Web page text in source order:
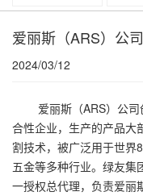
爱丽斯（ARS）公
2024/03/12
爱丽斯（ARS）公
合性企业，生产的产品大
割技术，被广泛用于世界
五金等多种行业。绿友集
一授权总代理，负责爱丽